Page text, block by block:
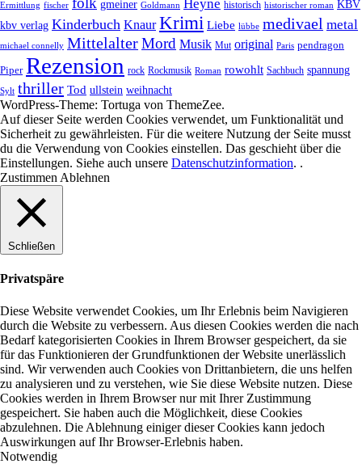
Ermittlung fischer gmeiner Goldmann Heyne historisch historischer roman KBV
kbv verlag Kinderbuch Knaur Krimi Liebe lübbe medivael metal
michael connelly MittelalterMord Musik Mut original Paris pendragon
Piper Rezension rock Rockmusik Roman rowohlt Sachbuch spannung
Sylt thriller Tod ullstein weihnacht
WordPress-Theme: Tortuga von ThemeZee.
Auf dieser Seite werden Cookies verwendet, um Funktionalität und
Sicherheit zu gewährleisten. Für die weitere Nutzung der Seite musst
du die Verwendung von Cookies einstellen. Das geschieht über die
Einstellungen. Siehe auch unsere Datenschutzinformation. .
Zustimmen Ablehnen
Schließen
Privatspäre
Diese Website verwendet Cookies, um Ihr Erlebnis beim Navigieren
durch die Website zu verbessern. Aus diesen Cookies werden die nach
Bedarf kategorisierten Cookies in Ihrem Browser gespeichert, da sie
für das Funktionieren der Grundfunktionen der Website unerlässlich
sind. Wir verwenden auch Cookies von Drittanbietern, die uns helfen
zu analysieren und zu verstehen, wie Sie diese Website nutzen. Diese
Cookies werden in Ihrem Browser nur mit Ihrer Zustimmung
gespeichert. Sie haben auch die Möglichkeit, diese Cookies
abzulehnen. Die Ablehnung einiger dieser Cookies kann jedoch
Auswirkungen auf Ihr Browser-Erlebnis haben.
Notwendig